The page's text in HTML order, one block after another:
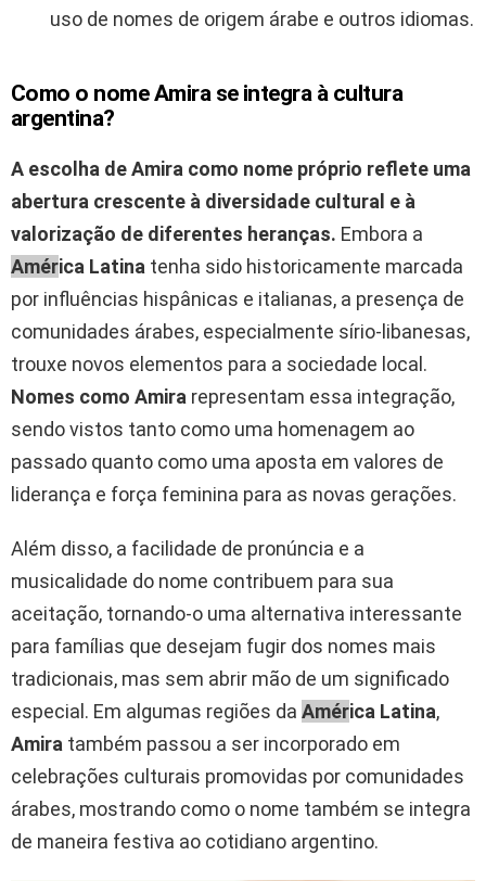
uso de nomes de origem árabe e outros idiomas.
Como o nome Amira se integra à cultura
argentina?
A escolha de Amira como nome próprio reflete uma
abertura crescente à diversidade cultural e à
valorização de diferentes heranças. Embora a
América Latina tenha sido historicamente marcada
por influências hispânicas e italianas, a presença de
comunidades árabes, especialmente sírio-libanesas,
trouxe novos elementos para a sociedade local.
Nomes como Amira representam essa integração,
sendo vistos tanto como uma homenagem ao
passado quanto como uma aposta em valores de
liderança e força feminina para as novas gerações.
Além disso, a facilidade de pronúncia e a
musicalidade do nome contribuem para sua
aceitação, tornando-o uma alternativa interessante
para famílias que desejam fugir dos nomes mais
tradicionais, mas sem abrir mão de um significado
especial. Em algumas regiões da América Latina,
Amira também passou a ser incorporado em
celebrações culturais promovidas por comunidades
árabes, mostrando como o nome também se integra
de maneira festiva ao cotidiano argentino.